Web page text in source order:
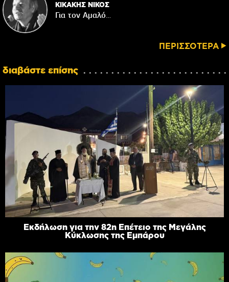
ΚΙΚΑΚΗΣ ΝΙΚΟΣ
Για τον Αμαλό…
ΠΕΡΙΣΣΟΤΕΡΑ
διαβάστε επίσης
Εκδήλωση για την 82η Επέτειο της Μεγάλης
Κύκλωσης της Εμπάρου